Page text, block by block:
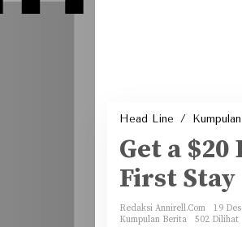
Head Line /
Get a
First Stay
Redaksi Annirell.Com
19
Kumpulan Berita
502 Dilihat